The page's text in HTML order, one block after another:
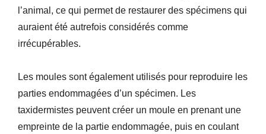
l’animal, ce qui permet de restaurer des spécimens qui
auraient été autrefois considérés comme
irrécupérables.
Les moules sont également utilisés pour reproduire les
parties endommagées d’un spécimen. Les
taxidermistes peuvent créer un moule en prenant une
empreinte de la partie endommagée, puis en coulant